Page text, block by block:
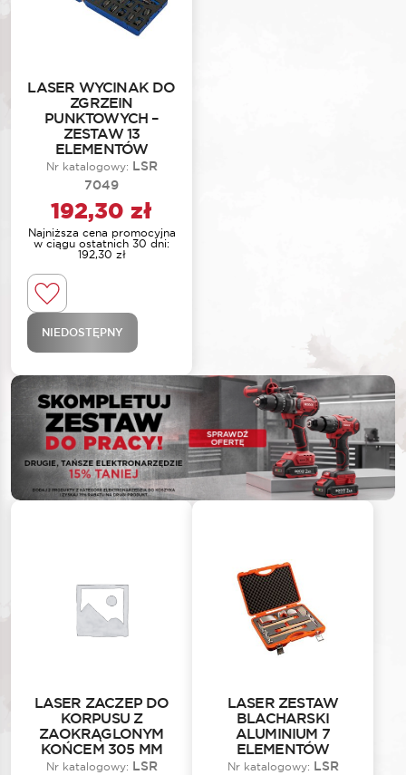
LASER WYCINAK DO
ZGRZEIN
PUNKTOWYCH –
ZESTAW 13
ELEMENTÓW
Nr katalogowy: LSR
7049
192,30 zł
Najniższa cena promocyjna
w ciągu ostatnich 30 dni:
192,30 zł
NIEDOSTĘPNY
LASER ZACZEP DO
KORPUSU Z
ZAOKRĄGLONYM
KOŃCEM 305 MM
Nr katalogowy: LSR
LASER ZESTAW
BLACHARSKI
ALUMINIUM 7
ELEMENTÓW
Nr katalogowy: LSR